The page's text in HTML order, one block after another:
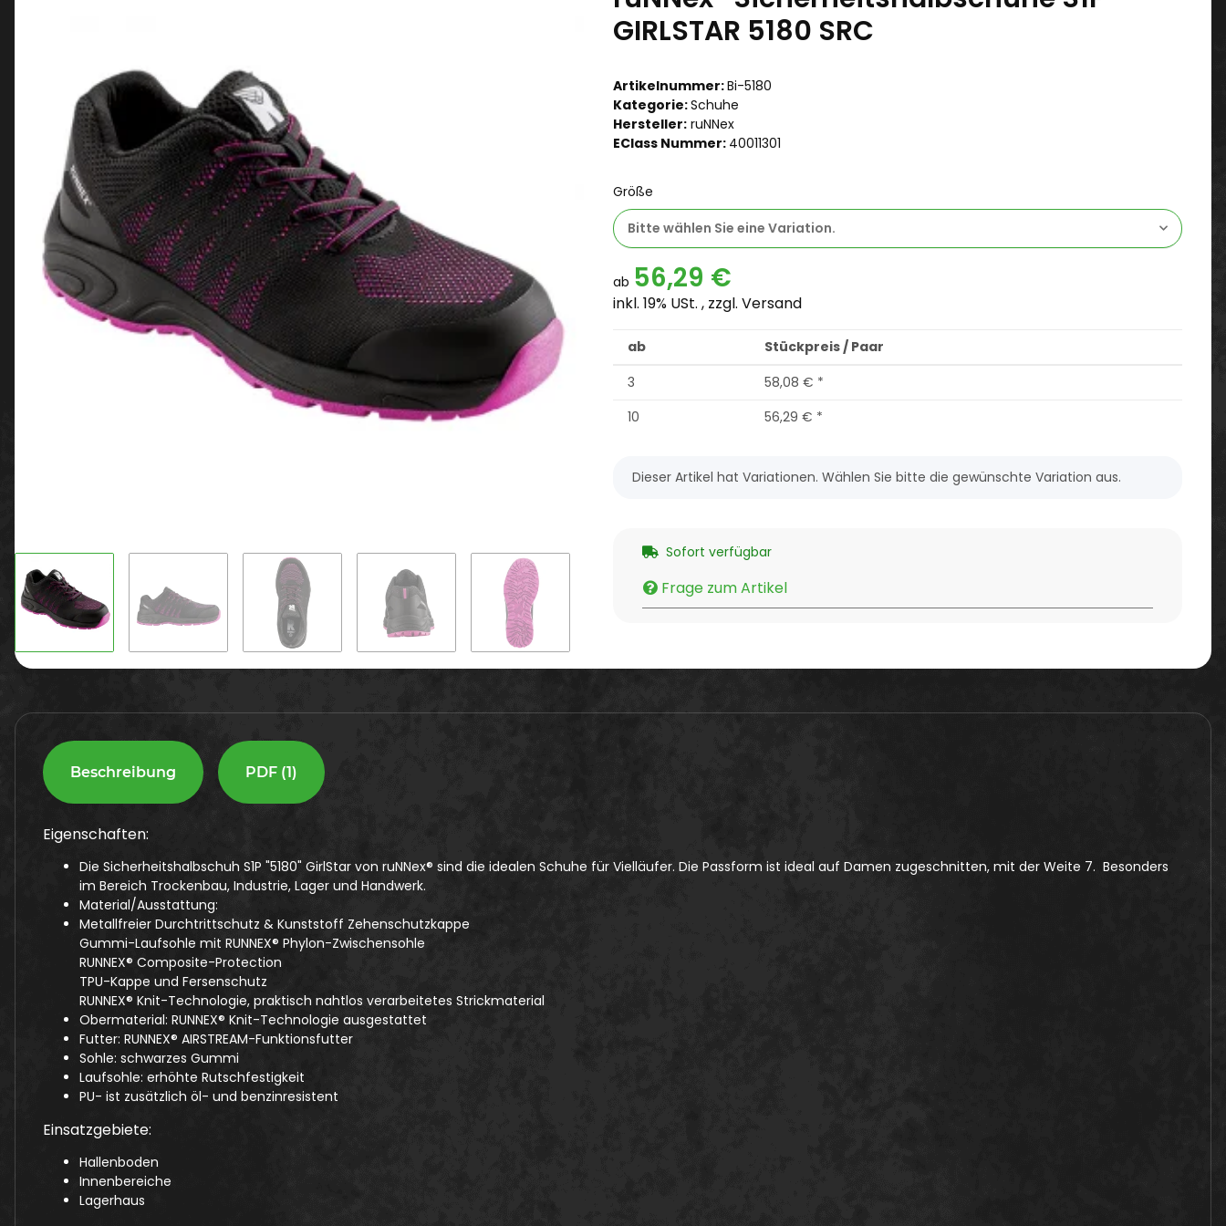
GIRLSTAR 5180 SRC
Artikelnummer:Bi-5180
Kategorie:Schuhe
Hersteller: ruNNex
EClass Nummer: 40011301
Größe
Bitte wählen Sie eine Variation.
ab 56,29 €
inkl. 19% USt. , zzgl. Versand
ab
Stückpreis / Paar
3
58,08 € *
10
56,29 € *
x
Dieser Artikel hat Variationen. Wählen Sie bitte die gewünschte Variation aus.
Sofort verfügbar
Frage zum Artikel
Beschreibung PDF (1)
Eigenschaften:
Die Sicherheitshalbschuh S1P "5180" GirlStar von ruNNex® sind die idealen Schuhe für Vielläufer. Die Passform ist ideal auf Damen zugeschnitten, mit der Weite 7. Besonders
im Bereich Trockenbau, Industrie, Lager und Handwerk.
Material/Ausstattung:
Metallfreier Durchtrittschutz & Kunststoff Zehenschutzkappe
Gummi-Laufsohle mit RUNNEX® Phylon-Zwischensohle
RUNNEX® Composite-Protection
TPU-Kappe und Fersenschutz
RUNNEX® Knit-Technologie, praktisch nahtlos verarbeitetes Strickmaterial
Obermaterial: RUNNEX® Knit-Technologie ausgestattet
Futter: RUNNEX® AIRSTREAM-Funktionsfutter
Sohle: schwarzes Gummi
Laufsohle: erhöhte Rutschfestigkeit
PU- ist zusätzlich öl- und benzinresistent
Einsatzgebiete:
Hallenboden
Innenbereiche
Lagerhaus